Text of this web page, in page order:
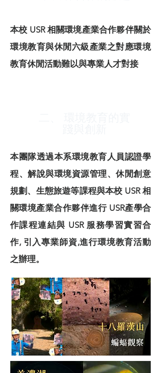
本校 USR 相關環境產業合作夥伴關於
環境教育與休閒六級產業之對應環境
教育休閒活動難以與專業人才對接
本團隊透過本系環境教育人員認證學
程、解說與環境資源管理、休閒創意
規劃、生態旅遊等課程與本校 USR 相
關環境產業合作夥伴進行 USR產學合
作課程連結與 USR 服務學習實習合
作, 引入專業師資,進行環境教育活動
之辦理。